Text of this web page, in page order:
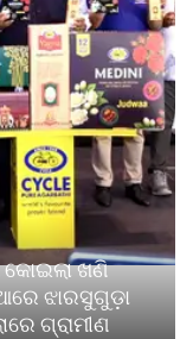
ଖଣି
ଝାରସୁଗୁଡ଼ା
ଗ୍ରାମୀଣ